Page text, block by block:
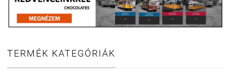
TERMÉK KATEGÓRIÁK